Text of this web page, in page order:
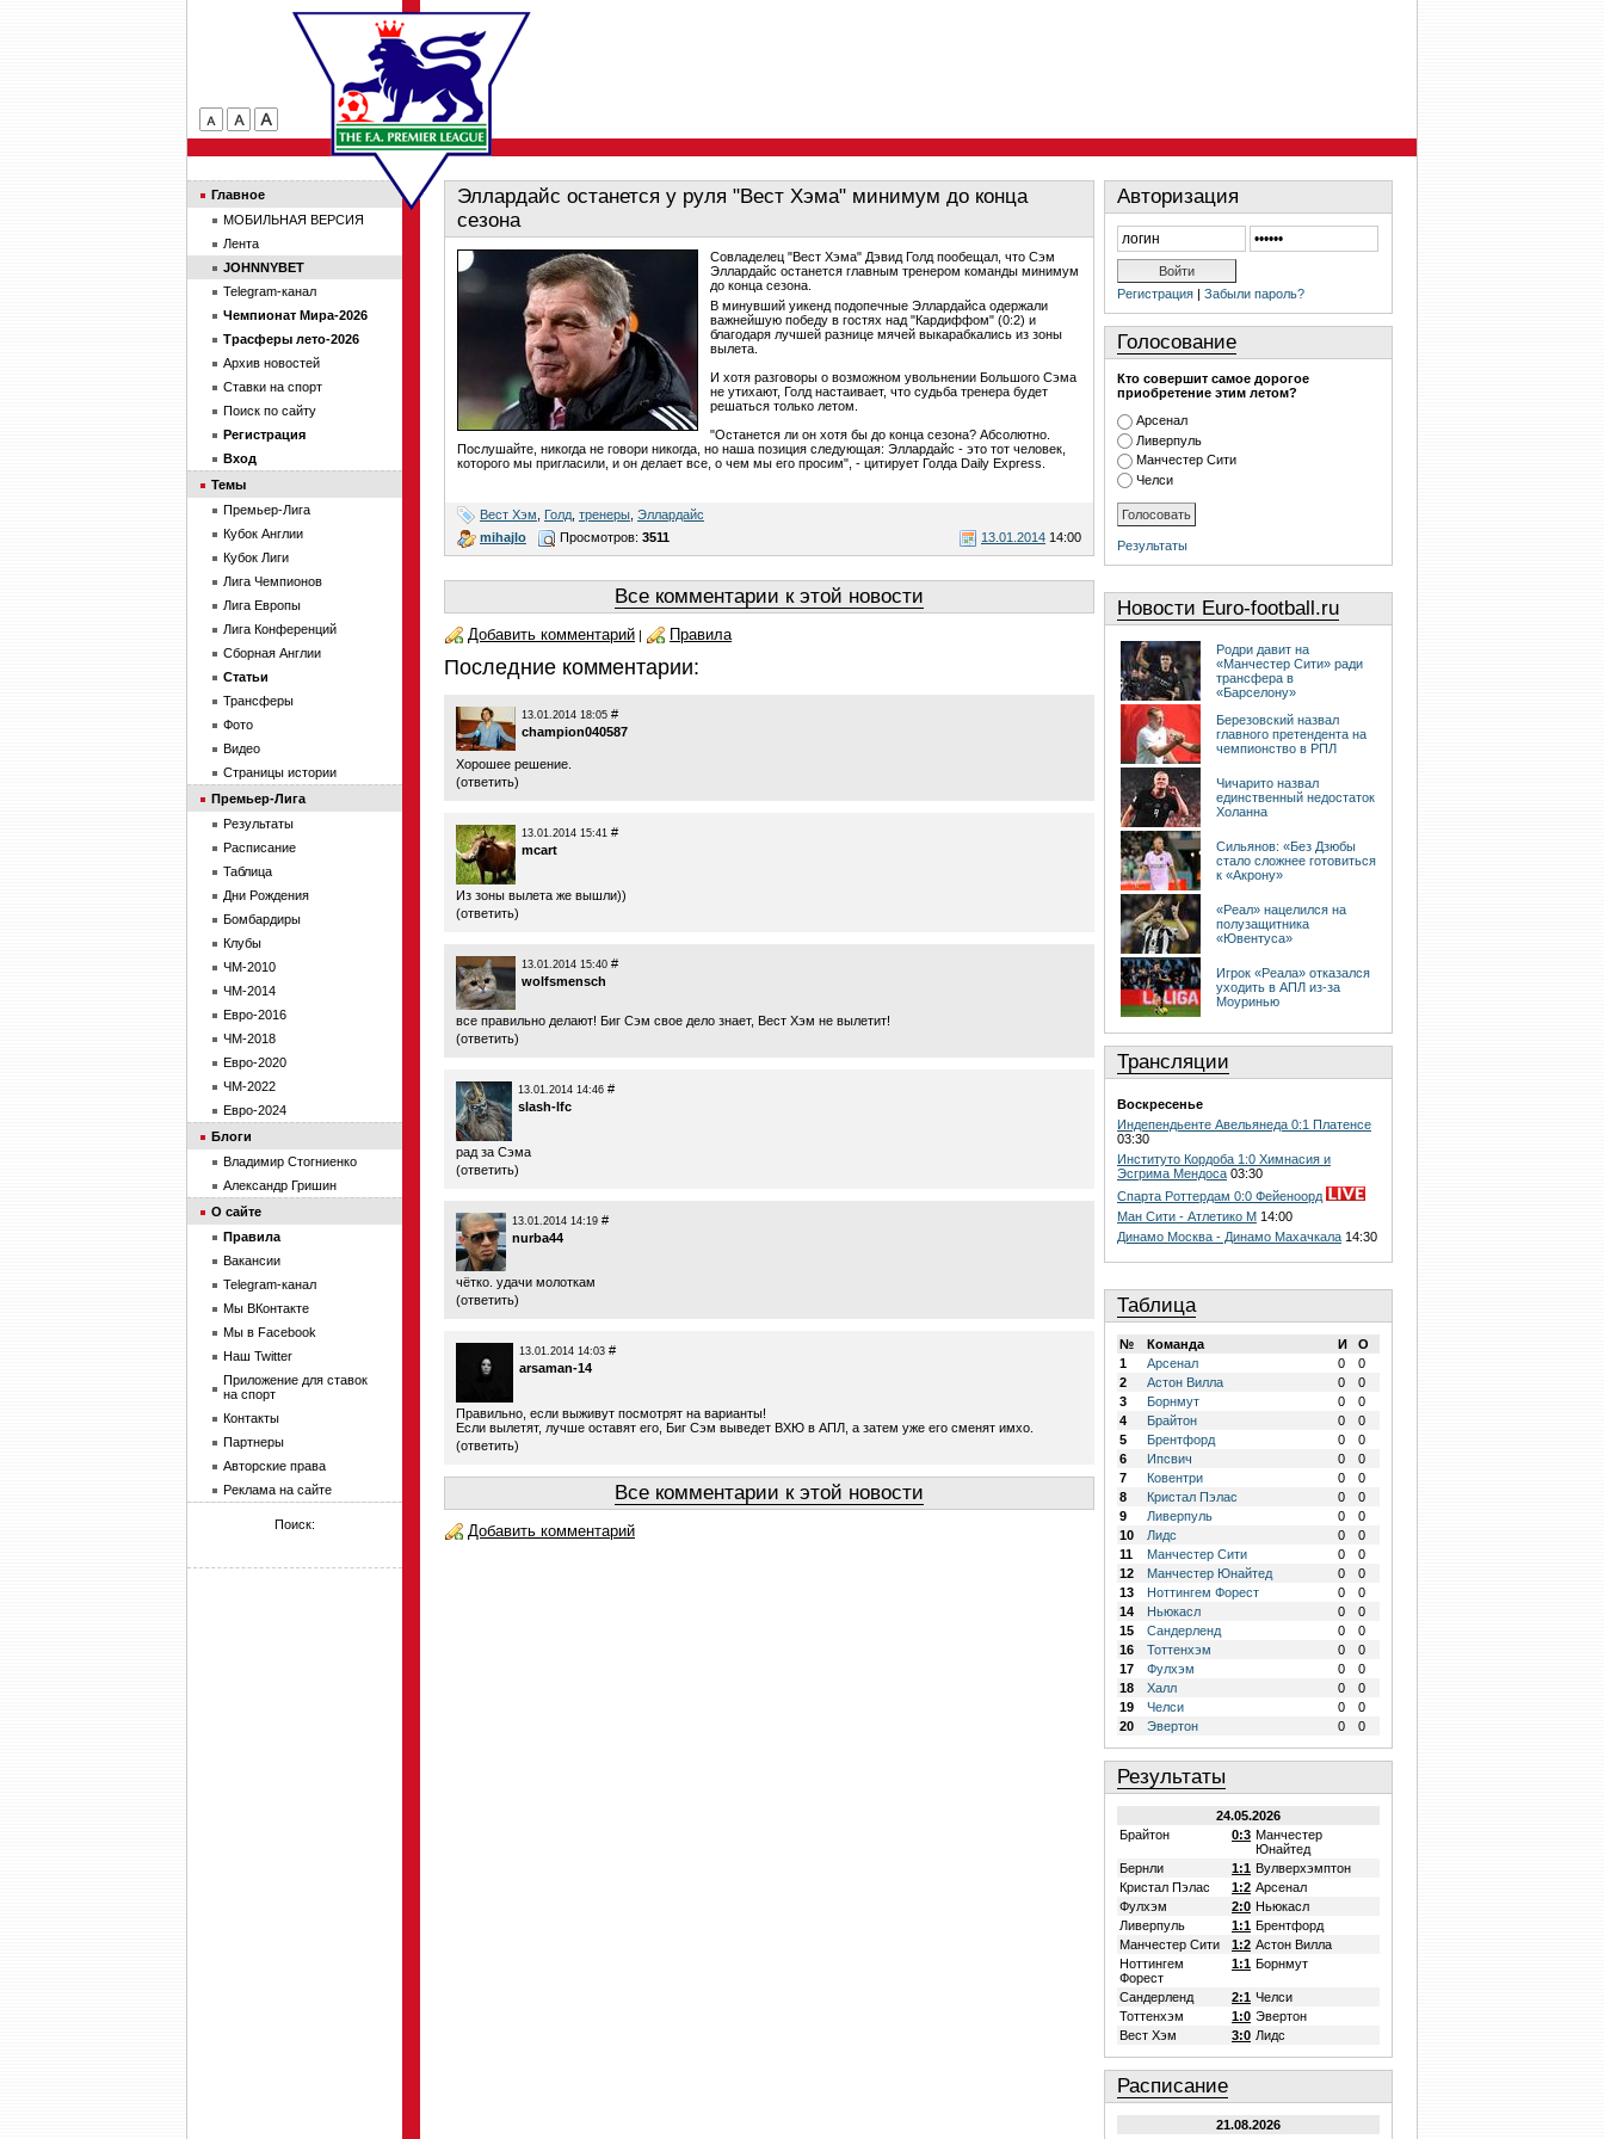
Эллардайс останется у руля "Вест Хэма" минимум до конца
сезона
Совладелец "Вест Хэма" Дэвид Голд пообещал, что Сэм
Эллардайс останется главным тренером команды минимум
до конца сезона.
В минувший уикенд подопечные Эллардайса одержали
важнейшую победу в гостях над "Кардиффом" (0:2) и
благодаря лучшей разнице мячей выкарабкались из зоны
вылета.
И хотя разговоры о возможном увольнении Большого Сэма
не утихают, Голд настаивает, что судьба тренера будет
решаться только летом.
"Останется ли он хотя бы до конца сезона? Абсолютно.
Послушайте, никогда не говори никогда, но наша позиция следующая: Эллардайс - это тот человек,
которого мы пригласили, и он делает все, о чем мы его просим", - цитирует Голда Daily Express.
Вест Хэм Голд тренеры Эллардайс
mihajlo
13.01.2014 14:00
Просмотров: 3511
Все комментарии к этой новости
Добавить комментарий | Правила
Последние комментарии:
13.01.2014 18:05 #
champion040587
Хорошее решение.
(ответить)
13.01.2014 15:41 #
mcart
Из зоны вылета же вышли))
(ответить)
13.01.2014 15:40 #
wolfsmensch
все правильно делают! Биг Сэм свое дело знает, Вест Хэм не вылетит!
(ответить)
13.01.2014 14:46 #
slash-lfc
рад за Сэма
(ответить)
13.01.2014 14:19 #
nurba44
чётко. удачи молоткам
(ответить)
13.01.2014 14:03 #
arsaman-14
Правильно, если выживут посмотрят на варианты!
Если вылетят, лучше оставят его, Биг Сэм выведет ВХЮ в АПЛ, а затем уже его сменят имхо.
(ответить)
Все комментарии к этой новости
Добавить комментарий
Авторизация
Регистрация | Забыли пароль?
Голосование
Кто совершит самое дорогое
приобретение этим летом?
Арсенал
Ливерпуль
Манчестер Сити
Челси
Результаты
Новости Euro-football.ru
Родри давит на
«Манчестер Сити» ради
трансфера в
«Барселону»
Березовский назвал
главного претендента на
чемпионство в РПЛ
Чичарито назвал
единственный недостаток
Холанна
Сильянов: «Без Дзюбы
стало сложнее готовиться
к «Акрону»
«Реал» нацелился на
полузащитника
«Ювентуса»
Игрок «Реала» отказался
уходить в АПЛ из-за
Моуринью
Трансляции
Воскресенье
Индепендьенте Авельянеда 0:1 Платенсе
03:30
Институто Кордоба 1:0 Химнасия и
Эсгрима Мендоса 03:30
Спарта Роттердам 0:0 Фейеноорд
Ман Сити - Атлетико М 14:00
Динамо Москва - Динамо Махачкала 14:30
Таблица
№ Команда И
О
1
Арсенал 0
0
2
Астон Вилла 0
0
3
Борнмут 0
0
4
Брайтон 0
0
5
Брентфорд 0
0
6
Ипсвич 0
0
7
Ковентри 0
0
8
Кристал Пэлас 0
0
9
Ливерпуль 0
0
10
Лидс 0
0
11
Манчестер Сити 0
0
12
Манчестер Юнайтед 0
0
13
Ноттингем Форест 0
0
14
Ньюкасл 0
0
15
Сандерленд 0
0
16
Тоттенхэм 0
0
17
Фулхэм 0
0
18
Халл 0
0
19
Челси 0
0
20
Эвертон 0 0
Результаты
24.05.2026
Брайтон
0:3 Манчестер
Юнайтед
Бернли
1:1 Вулверхэмптон
Кристал Пэлас
1:2 Арсенал
Фулхэм
2:0 Ньюкасл
Ливерпуль
1:1 Брентфорд
Манчестер Сити
1:2 Астон Вилла
Ноттингем
Форест
1:1 Борнмут
Сандерленд 2:1 Челси
Тоттенхэм
1:0 Эвертон
Вест Хэм
3:0 Лидс
Расписание
21.08.2026
Главное
МОБИЛЬНАЯ ВЕРСИЯ
Лента
JOHNNYBET
Telegram-канал
Чемпионат Мира-2026
Трасферы лето-2026
Архив новостей
Ставки на спорт
Поиск по сайту
Регистрация
Вход
Темы
Премьер-Лига
Кубок Англии
Кубок Лиги
Лига Чемпионов
Лига Европы
Лига Конференций
Сборная Англии
Статьи
Трансферы
Фото
Видео
Страницы истории
Премьер-Лига
Результаты
Расписание
Таблица
Дни Рождения
Бомбардиры
Клубы
ЧМ-2010
ЧМ-2014
Евро-2016
ЧМ-2018
Евро-2020
ЧМ-2022
Евро-2024
Блоги
Владимир Стогниенко
Александр Гришин
О сайте
Правила
Вакансии
Telegram-канал
Мы ВКонтакте
Мы в Facebook
Наш Twitter
Приложение для ставок
на спорт
Контакты
Партнеры
Авторские права
Реклама на сайте
Поиск: